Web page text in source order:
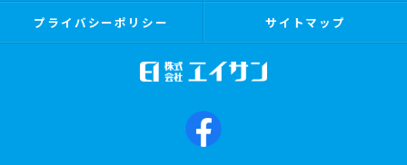
プライバシーポリシー サイトマップ